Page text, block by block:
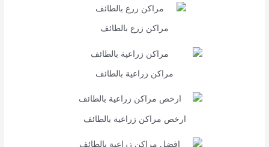
مراكن زرع بالطائف
مراكن زراعية بالطائف
ارخص مراكن زراعية بالطائف